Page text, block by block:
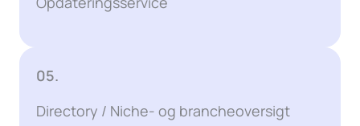
05.
Directory / Niche- og brancheoversigt